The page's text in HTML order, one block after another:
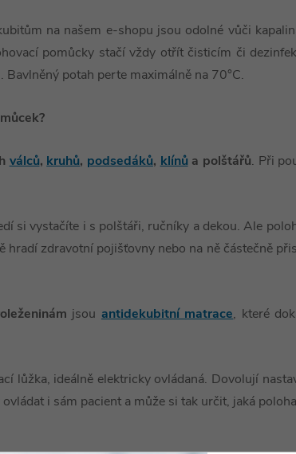
na našem e-shopu jsou odolné vůči
pomůcky stačí vždy otřít čisticím či
Bavlněný potah perte maximálně na 70°C.
válců, kruhů, podsedáků, klínů a polštářů. Při
si vystačíte i s polštáři, ručníky a dekou. Ale
hradí zdravotní pojišťovny nebo na ně částečně
jsou antidekubitní matrace, které
lůžka, ideálně elektricky ovládaná. Dovolují
i sám pacient a může si tak určit, jaká